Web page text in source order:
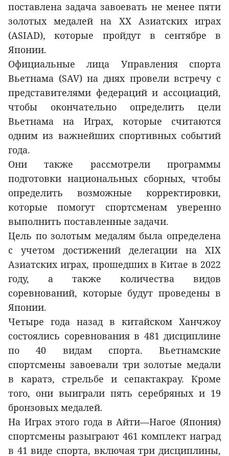
поставлена задача завоевать не менее пяти
золотых медалей на XX Азиатских играх
(ASIAD), которые пройдут в сентябре в
Японии.
Официальные лица Управления спорта
Вьетнама (SAV) на днях провели встречу с
представителями федераций и ассоциаций,
чтобы окончательно определить цели
Вьетнама на Играх, которые считаются
одним из важнейших спортивных событий
года.
Они также рассмотрели программы
подготовки национальных сборных, чтобы
определить возможные корректировки,
которые помогут спортсменам уверенно
выполнить поставленные задачи.
Цель по золотым медалям была определена
с учетом достижений делегации на XIX
Азиатских играх, прошедших в Китае в 2022
году, а также количества видов
соревнований, которые будут проведены в
Японии.
Четыре года назад в китайском Ханчжоу
состоялись соревнования в 481 дисциплине
по 40 видам спорта. Вьетнамские
спортсмены завоевали три золотые медали
в каратэ, стрельбе и сепактакрау. Кроме
того, они выиграли пять серебряных и 19
бронзовых медалей.
На Играх этого года в Айти—Нагое (Япония)
спортсмены разыграют 461 комплект наград
в 41 виде спорта, включая три дисциплины,